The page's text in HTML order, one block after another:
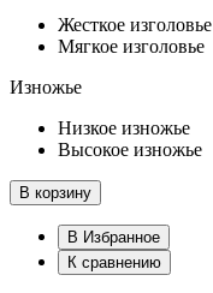
Жесткое изголовье
Мягкое изголовье
Изножье
Низкое изножье
Высокое изножье
В корзину
В Избранное
К сравнению